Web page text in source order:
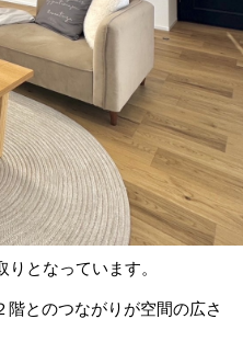
となっています。
階とのつながりが空間の広さ